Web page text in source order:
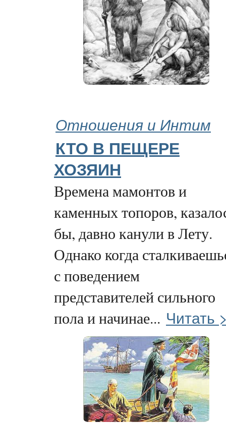
Отношения и Интим
КТО В ПЕЩЕРЕ
ХОЗЯИН
Времена мамонтов и
каменных топоров,
бы, давно канули в Лету.
Однако когда
с поведением
представителей сильного
пола и начинае... Читать